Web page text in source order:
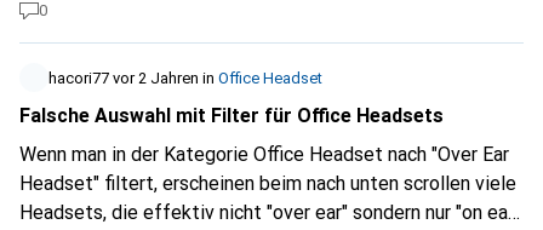
ear sondern nur on ear sind. Dies ist schon sehr lange so.
Ich wäre dankbar, wenn das mal angepasst werden könnte.
0
hacori77 vor 2 Jahren in Office Headset
Falsche Auswahl mit Filter für Office Headsets
Wenn man in der Kategorie Office Headset nach "Over Ear
Headset" filtert, erscheinen beim nach unten scrollen viele
Headsets, die effektiv nicht "over ear" sondern nur "on ear"